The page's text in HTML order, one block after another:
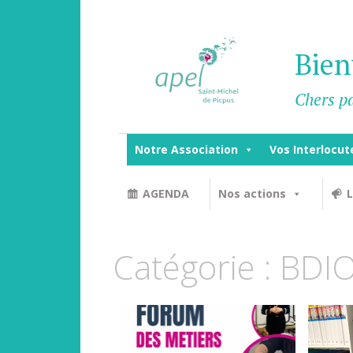
Chers
Notre Association Vos
AGENDA Nos actions
Catégorie :